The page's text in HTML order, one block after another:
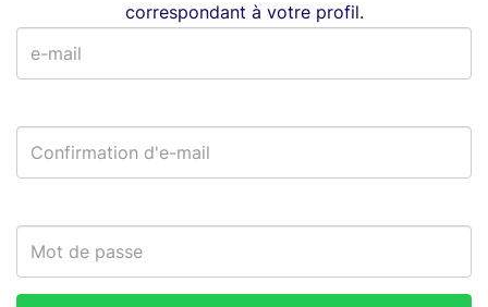
correspondant à votre profil.